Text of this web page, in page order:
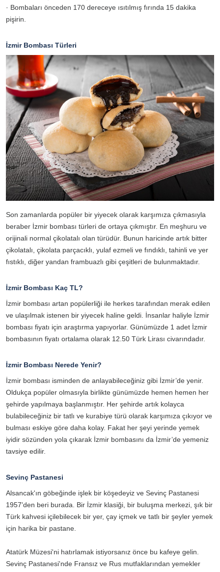
· Bombaları önceden 170 dereceye ısıtılmış fırında 15 dakika
pişirin.
İzmir Bombası Türleri
Son zamanlarda popüler bir yiyecek olarak karşımıza çıkmasıyla
beraber İzmir bombası türleri de ortaya çıkmıştır. En meşhuru ve
orijinali normal çikolatalı olan türüdür. Bunun haricinde artık bitter
çikolatalı, çikolata parçacıklı, yulaf ezmeli ve fındıklı, tahinli ve yer
fıstıklı, diğer yandan frambuazlı gibi çeşitleri de bulunmaktadır.
İzmir Bombası Kaç TL?
İzmir bombası artan popülerliği ile herkes tarafından merak edilen
ve ulaşılmak istenen bir yiyecek haline geldi. İnsanlar haliyle İzmir
bombası fiyatı için araştırma yapıyorlar. Günümüzde 1 adet İzmir
bombasının fiyatı ortalama olarak 12.50 Türk Lirası civarındadır.
İzmir Bombası Nerede Yenir?
İzmir bombası isminden de anlayabileceğiniz gibi İzmir’de yenir.
Oldukça popüler olmasıyla birlikte günümüzde hemen hemen her
şehirde yapılmaya başlanmıştır. Her şehirde artık kolayca
bulabileceğiniz bir tatlı ve kurabiye türü olarak karşımıza çıkıyor ve
bulması eskiye göre daha kolay. Fakat her şeyi yerinde yemek
iyidir sözünden yola çıkarak İzmir bombasını da İzmir’de yemeniz
tavsiye edilir.
Sevinç Pastanesi
Alsancak'ın göbeğinde işlek bir köşedeyiz ve Sevinç Pastanesi
1957'den beri burada. Bir İzmir klasiği, bir buluşma merkezi, şık bir
Türk kahvesi içilebilecek bir yer, çay içmek ve tatlı bir şeyler yemek
için harika bir pastane.
Atatürk Müzesi'ni hatırlamak istiyorsanız önce bu kafeye gelin.
Sevinç Pastanesi'nde Fransız ve Rus mutfaklarından yemekler